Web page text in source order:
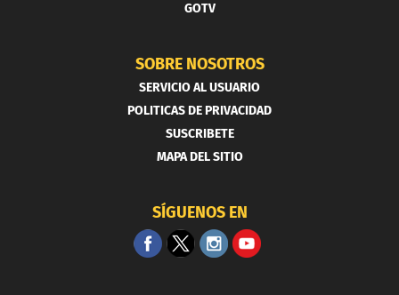
GOTV
SOBRE NOSOTROS
SERVICIO AL USUARIO
POLITICAS DE PRIVACIDAD
SUSCRIBETE
MAPA DEL SITIO
SÍGUENOS EN